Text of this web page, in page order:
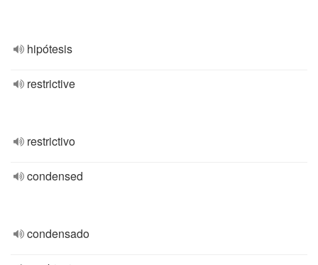
hipótesis
restrictive
restrictivo
condensed
condensado